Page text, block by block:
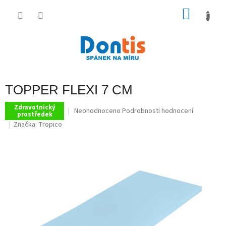
TOPPER FLEXI 7 CM
Zdravotnický
prostředek
Průměrné
Neohodnoceno Podrobnosti hodnocení
Značka: Tropico